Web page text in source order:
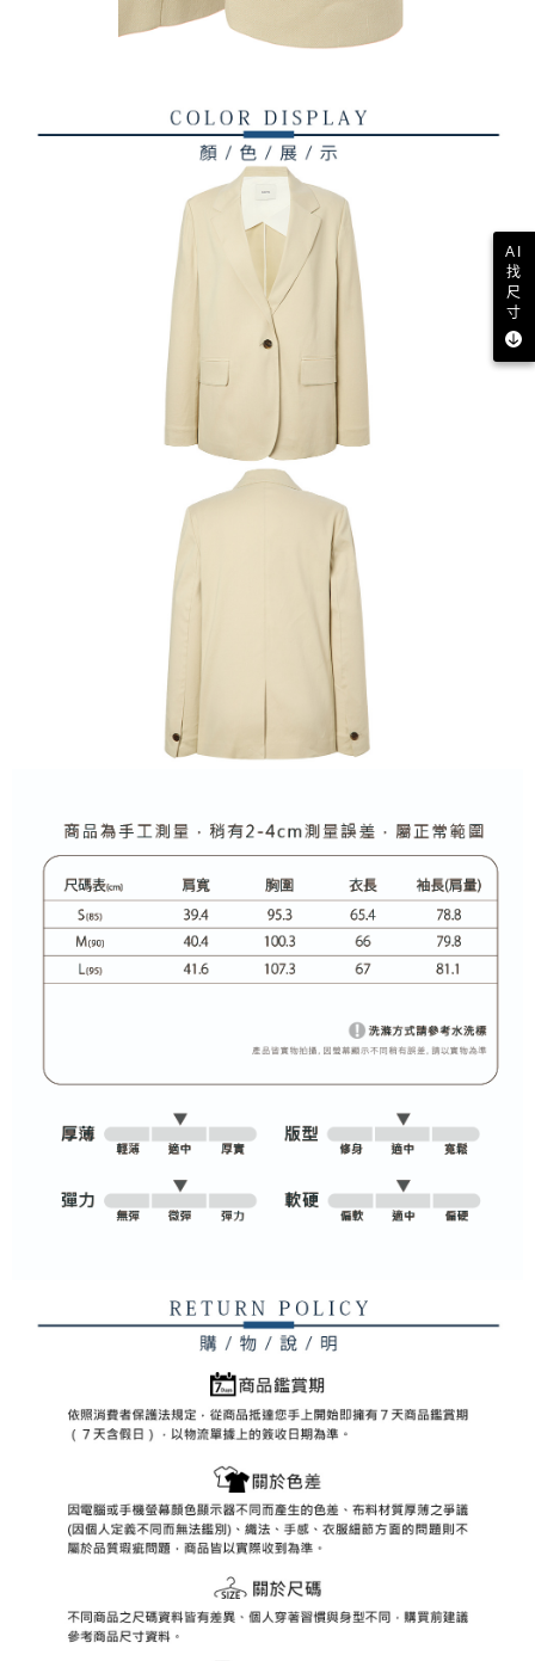
AI
找
尺
寸